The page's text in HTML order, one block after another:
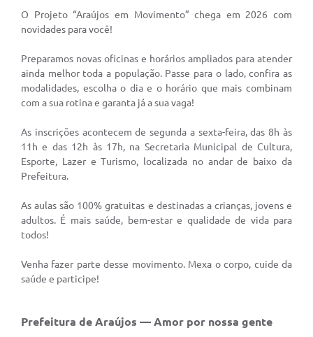
Conselhos
Patrimônio Cultural
Legislação
Licenças Concedidas
DOC Licenciamento Ambiental
Notícias
Concursos e Processos Seletivos
Acesso a Informação (Transparência)
O Projeto “Araújos em Movimento” chega em 2026 com
novidades para você!
Preparamos novas oficinas e horários ampliados para atender
ainda melhor toda a população. Passe para o lado, confira as
modalidades, escolha o dia e o horário que mais combinam
com a sua rotina e garanta já a sua vaga!
As inscrições acontecem de segunda a sexta-feira, das 8h às
11h e das 12h às 17h, na Secretaria Municipal de Cultura,
Esporte, Lazer e Turismo, localizada no andar de baixo da
Prefeitura.
As aulas são 100% gratuitas e destinadas a crianças, jovens e
adultos. É mais saúde, bem-estar e qualidade de vida para
todos!
Venha fazer parte desse movimento. Mexa o corpo, cuide da
saúde e participe!
Prefeitura de Araújos — Amor por nossa gente